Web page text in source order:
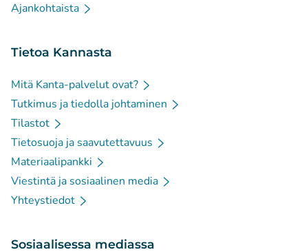
Ajankohtaista
Tietoa Kannasta
Mitä Kanta-palvelut ovat?
Tutkimus ja tiedolla johtaminen
Tilastot
Tietosuoja ja saavutettavuus
Materiaalipankki
Viestintä ja sosiaalinen media
Yhteystiedot
Sosiaalisessa mediassa